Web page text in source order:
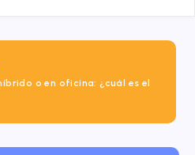
o en oficina: ¿cuál es el